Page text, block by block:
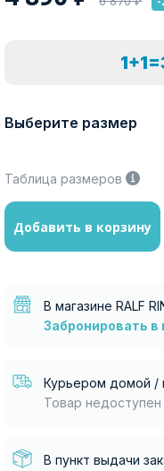
Выберите размер
Таблица размеров
Добавить в корзину
В магазине RALF
Забронировать в
Курьером домой /
Товар недоступен
В пункт выдачи